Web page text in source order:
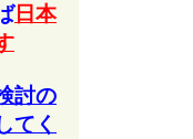
日本
討の
てく